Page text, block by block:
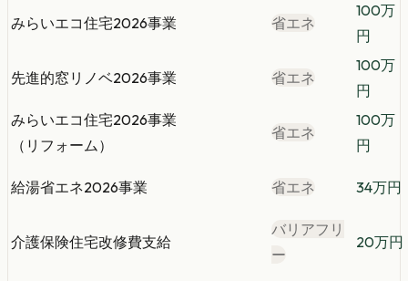
みらいエコ住宅2026事業 省エネ
100万
円
先進的窓リノベ2026事業 省エネ
100万
円
みらいエコ住宅2026事業
（リフォーム）
省エネ
100万
円
給湯省エネ2026事業 省エネ 34万円
介護保険住宅改修費支給
バリアフリ
ー
20万円